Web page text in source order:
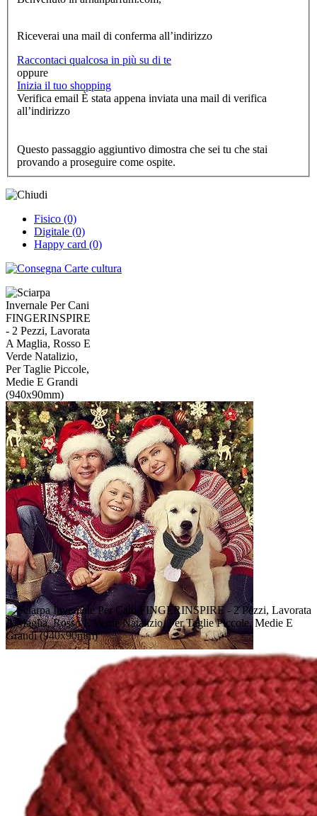
Riceverai una mail di conferma all’indirizzo
Raccontaci qualcosa in più su di te
oppure
Inizia il tuo shopping
Verifica email È stata appena inviata una mail di verifica
all’indirizzo
Questo passaggio aggiuntivo dimostra che sei tu che stai
provando a proseguire come ospite.
Fisico (0)
Digitale (0)
Happy card (0)